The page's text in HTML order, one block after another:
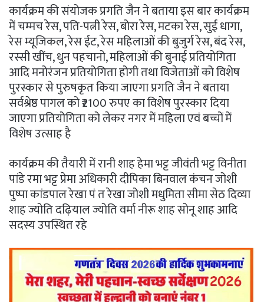
कार्यक्रम की संयोजक प्रगति जैन ने बताया इस बार कार्यक्रम
में चम्मच रेस, पति-पत्नी रेस, बोरा रेस, मटका रेस, सुई धागा,
रेस म्यूजिकल, रेस ईट, रेस महिलाओं की बुजुर्ग रेस, बंद रेस,
रस्सी खींच, धुन पहचानो, महिलाओं की बुनाई प्रतियोगिता
आदि मनोरंजन प्रतियोगिता होगी तथा विजेताओं को विशेष
पुरस्कार से पुरुषकृत किया जाएगा प्रगति जैन ने बताया
सर्वश्रेष्ठ पागल को ₹2100 रुपए का विशेष पुरस्कार दिया
जाएगा प्रतियोगिता को लेकर नगर में महिला एवं बच्चों में
विशेष उत्साह है
कार्यक्रम की तैयारी में रानी शाह हेमा भट्ट जीवंती भट्ट विनीता
पांडे रमा भट्ट प्रेमा अधिकारी दीपिका बिनवाल कंचन जोशी
पुष्पा कांडपाल रेखा पं त रेखा जोशी मधुमिता सीमा सेठ दिव्या
शाह ज्योति दढ़ियाल ज्योति वर्मा नीरू शाह सोनू शाह आदि
सदस्य उपस्थित रहे